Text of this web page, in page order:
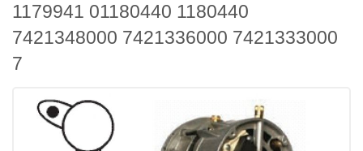
1179941 01180440 1180440
7421348000 7421336000 7421333000
7